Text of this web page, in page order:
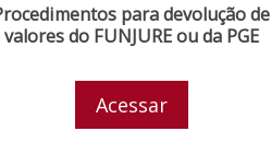
para devolução de
valores do FUNJURE ou da PGE
Acessar